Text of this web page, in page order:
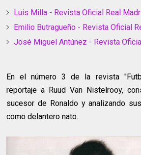
Luis Milla - Revista Oficial Real
Emilio Butragueño - Revista Oficial
José Miguel Antúnez - Revista
En el número 3 de la revista
reportaje a Ruud Van Nistelrooy,
sucesor de Ronaldo y analizando
como delantero nato.